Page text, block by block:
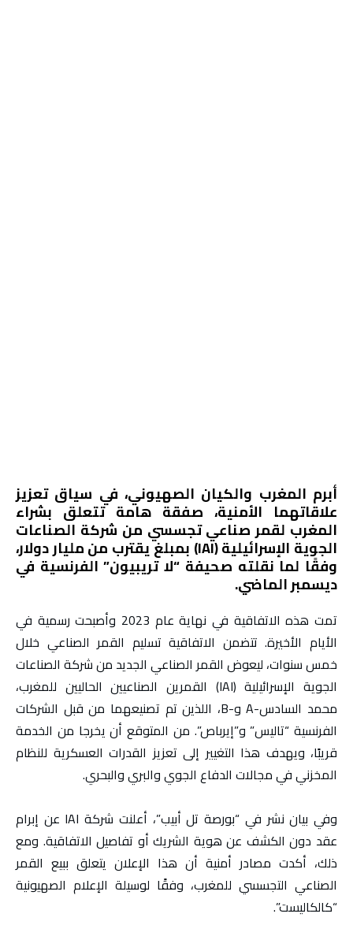
أبرم المغرب والكيان الصهيوني، في سياق تعزيز
علاقاتهما الأمنية، صفقة هامة تتعلق بشراء
المغرب لقمر صناعي تجسسي من شركة الصناعات
الجوية الإسرائيلية (IAI) بمبلغ يقترب من مليار دولار،
وفقًا لما نقلته صحيفة “لا تريبيون” الفرنسية في
ديسمبر الماضي.
تمت هذه الاتفاقية في نهاية عام 2023 وأصبحت رسمية في
الأيام الأخيرة. تتضمن الاتفاقية تسليم القمر الصناعي خلال
خمس سنوات، ليعوض القمر الصناعي الجديد من شركة الصناعات
الجوية الإسرائيلية (IAI) القمرين الصناعيين الحاليين للمغرب،
محمد السادس-A و-B، اللذين تم تصنيعهما من قبل الشركات
الفرنسية “تاليس” و”إيرباص”. من المتوقع أن يخرجا من الخدمة
قريبًا، ويهدف هذا التغيير إلى تعزيز القدرات العسكرية للنظام
المخزني في مجالات الدفاع الجوي والبري والبحري.
وفي بيان نشر في “بورصة تل أبيب”، أعلنت شركة IAI عن إبرام
عقد دون الكشف عن هوية الشريك أو تفاصيل الاتفاقية. ومع
ذلك، أكدت مصادر أمنية أن هذا الإعلان يتعلق ببيع القمر
الصناعي التجسسي للمغرب، وفقًا لوسيلة الإعلام الصهيونية
“كالكاليست”.